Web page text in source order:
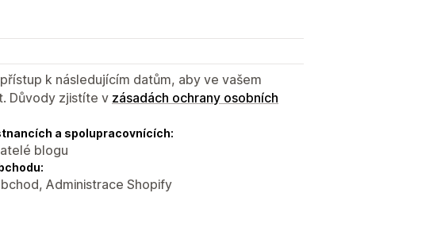
k následujícím datům, aby ve vašem
Důvody zjistíte v zásadách ochrany osobních
a spolupracovnících:
blogu
Administrace Shopify